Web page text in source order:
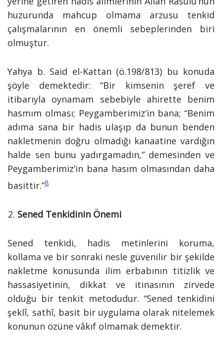
huzurunda mahcup olmama arzusu tenkid
çalışmalarının en önemli sebeplerinden biri
olmuştur.
Yahya b. Said el-Kattan (ö.198/813) bu konuda
şöyle demektedir: “Bir kimsenin şeref ve
itibarıyla oynamam sebebiyle ahirette benim
hasmım olması; Peygamberimiz’in bana; “Benim
adıma sana bir hadis ulaşıp da bunun benden
nakletmenin doğru olmadığı kanaatine vardığın
halde sen bunu yadırgamadın,” demesinden ve
Peygamberimiz’in bana hasım olmasından daha
basittir.”8
Sened Tenkidinin Önemi
Sened tenkidi, hadis metinlerini koruma,
kollama ve bir sonraki nesle güvenilir bir şekilde
nakletme konusunda ilim erbabının titizlik ve
hassasiyetinin, dikkat ve itinasının zirvede
olduğu bir tenkit metodudur. “Sened tenkidini
şeklî, sathî, basit bir uygulama olarak nitelemek
konunun özüne vâkıf olmamak demektir.